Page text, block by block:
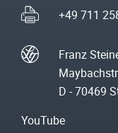
+49 711
Franz
D - 70469
YouTube